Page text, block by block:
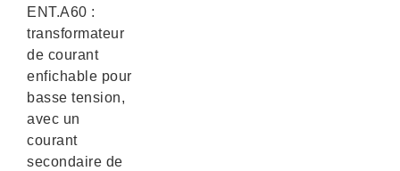
ENT.A60 :
transformateur
de courant
enfichable pour
basse tension,
avec un
courant
secondaire de